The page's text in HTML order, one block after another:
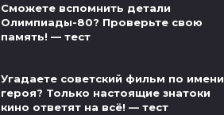
Сможете вспомнить детали
Олимпиады-80? Проверьте свою
память! — тест
Угадаете советский фильм по имени
героя? Только настоящие знатоки
кино ответят на всё! — тест